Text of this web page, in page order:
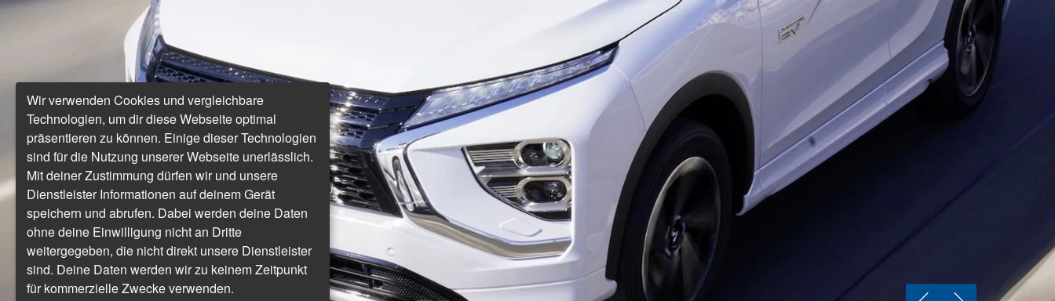
Wir verwenden Cookies und vergleichbare
Technologien, um dir diese Webseite optimal
präsentieren zu können. Einige dieser Technologien
sind für die Nutzung unserer Webseite unerlässlich.
Mit deiner Zustimmung dürfen wir und unsere
Dienstleister Informationen auf deinem Gerät
speichern und abrufen. Dabei werden deine Daten
ohne deine Einwilligung nicht an Dritte
weitergegeben, die nicht direkt unsere Dienstleister
sind. Deine Daten werden wir zu keinem Zeitpunkt
für kommerzielle Zwecke verwenden.